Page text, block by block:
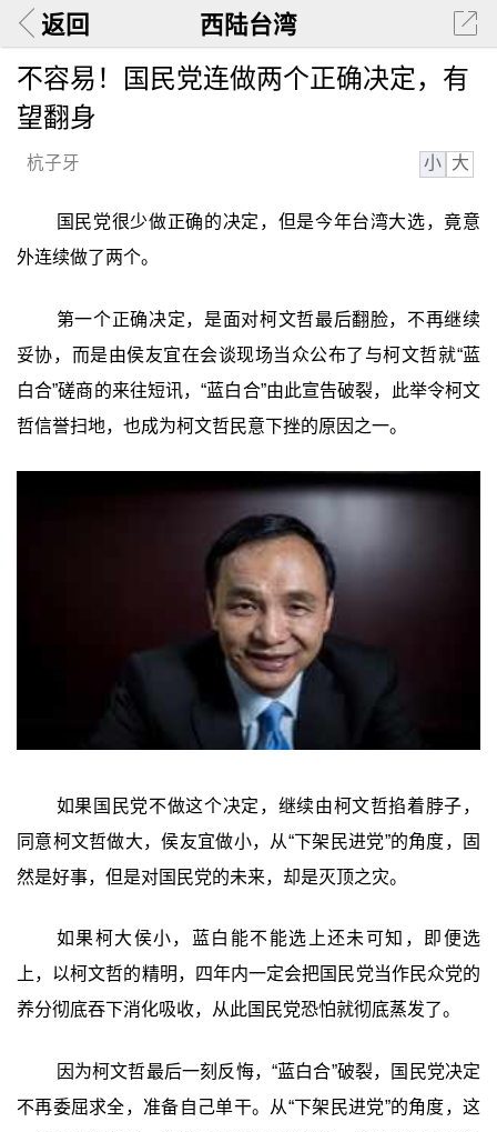
返回 西陆台湾
不容易！国民党连做两个正确决定，有
望翻身
杭子牙 小 大
国民党很少做正确的决定，但是今年台湾大选，竟意
外连续做了两个。
第一个正确决定，是面对柯文哲最后翻脸，不再继续
妥协，而是由侯友宜在会谈现场当众公布了与柯文哲就“蓝
白合”磋商的来往短讯，“蓝白合”由此宣告破裂，此举令柯文
哲信誉扫地，也成为柯文哲民意下挫的原因之一。
如果国民党不做这个决定，继续由柯文哲掐着脖子，
同意柯文哲做大，侯友宜做小，从“下架民进党”的角度，固
然是好事，但是对国民党的未来，却是灭顶之灾。
如果柯大侯小，蓝白能不能选上还未可知，即便选
上，以柯文哲的精明，四年内一定会把国民党当作民众党的
养分彻底吞下消化吸收，从此国民党恐怕就彻底蒸发了。
因为柯文哲最后一刻反悔，“蓝白合”破裂，国民党决定
不再委屈求全，准备自己单干。从“下架民进党”的角度，这